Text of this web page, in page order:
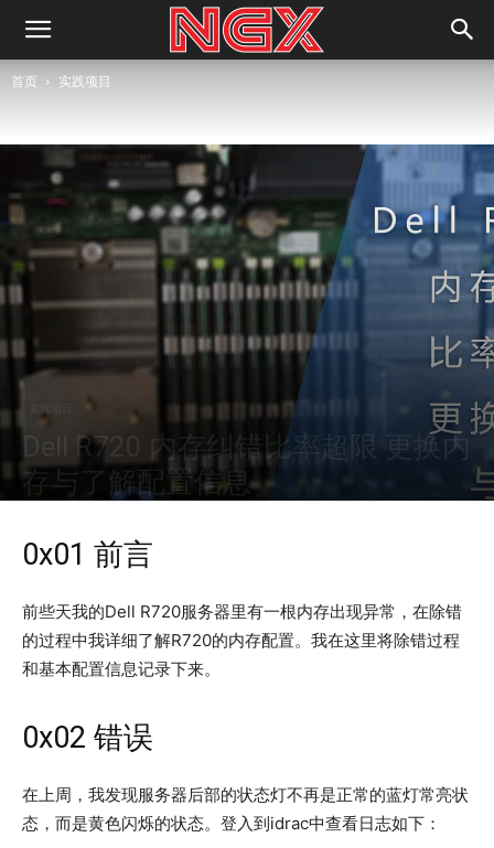
首页 实践项目
Dell R720 内存纠错比率超限 更换内
存与了解配置信息
0x01 前言
前些天我的Dell R720服务器里有一根内存出现异常，在除错
的过程中我详细了解R720的内存配置。我在这里将除错过程
和基本配置信息记录下来。
0x02 错误
在上周，我发现服务器后部的状态灯不再是正常的蓝灯常亮状
态，而是黄色闪烁的状态。登入到idrac中查看日志如下：